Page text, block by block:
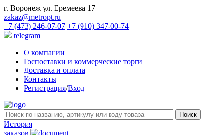
г. Воронеж ул. Еремеева 17
zakaz@metropt.ru
+7 (473) 246-07-07 +7 (910) 347-00-74
telegram
О компании
Госпоставки и коммерческие торги
Доставка и оплата
Контакты
Регистрация/Вход
История
заказов